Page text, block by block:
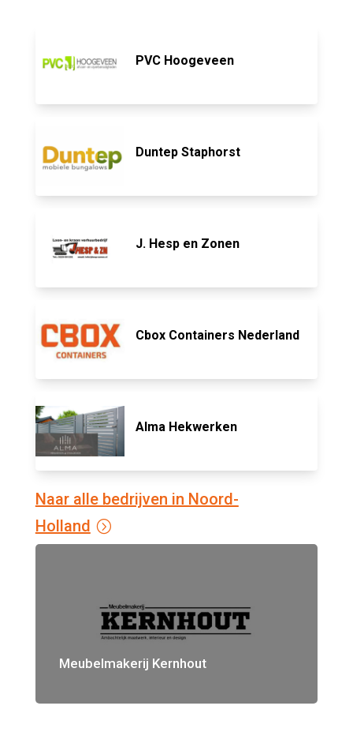
PVC Hoogeveen
Duntep Staphorst
J. Hesp en Zonen
Cbox Containers Nederland
Alma Hekwerken
Naar alle bedrijven in Noord-
Holland
Meubelmakerij Kernhout